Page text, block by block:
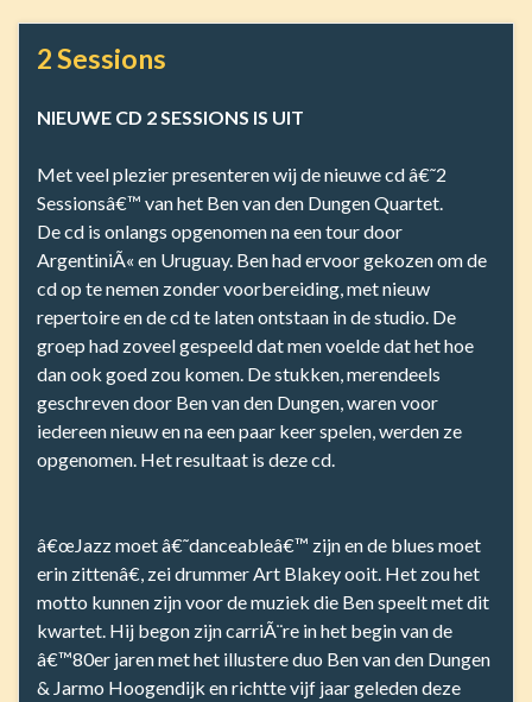
2 Sessions
NIEUWE CD 2 SESSIONS IS UIT
Met veel plezier presenteren wij de nieuwe cd â€˜2
Sessionsâ€™ van het Ben van den Dungen Quartet.
De cd is onlangs opgenomen na een tour door
ArgentiniÃ« en Uruguay. Ben had ervoor gekozen om de
cd op te nemen zonder voorbereiding, met nieuw
repertoire en de cd te laten ontstaan in de studio. De
groep had zoveel gespeeld dat men voelde dat het hoe
dan ook goed zou komen. De stukken, merendeels
geschreven door Ben van den Dungen, waren voor
iedereen nieuw en na een paar keer spelen, werden ze
opgenomen. Het resultaat is deze cd.
â€œJazz moet â€˜danceableâ€™ zijn en de blues moet
erin zittenâ€, zei drummer Art Blakey ooit. Het zou het
motto kunnen zijn voor de muziek die Ben speelt met dit
kwartet. Hij begon zijn carriÃ¨re in het begin van de
â€™80er jaren met het illustere duo Ben van den Dungen
& Jarmo Hoogendijk en richtte vijf jaar geleden deze